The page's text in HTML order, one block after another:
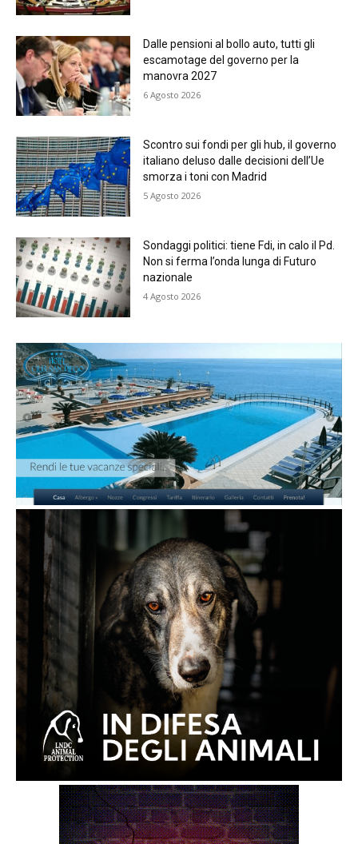
Dalle pensioni al bollo auto, tutti gli
escamotage del governo per la
manovra 2027
6 Agosto 2026
Scontro sui fondi per gli hub, il governo
italiano deluso dalle decisioni dell’Ue
smorza i toni con Madrid
5 Agosto 2026
Sondaggi politici: tiene Fdi, in calo il Pd.
Non si ferma l’onda lunga di Futuro
nazionale
4 Agosto 2026